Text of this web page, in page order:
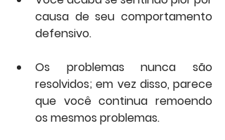
causa de seu comportamento
defensivo.
Os problemas nunca são
resolvidos; em vez disso, parece
que você continua remoendo
os mesmos problemas.